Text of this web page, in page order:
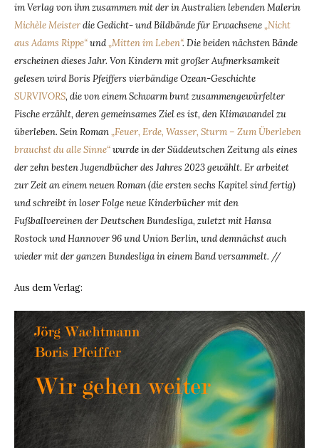
im Verlag von ihm zusammen mit der in Australien lebenden Malerin
Michèle Meisterdie Gedicht- und Bildbände für Erwachsene„Nicht
aus Adams Rippe“und„Mitten im Leben“. Die beiden nächsten Bände
erscheinen dieses Jahr. Von Kindern mit großer Aufmerksamkeit
gelesen wird Boris Pfeiffers vierbändige Ozean-Geschichte
SURVIVORS, die von einem Schwarm bunt zusammengewürfelter
Fische erzählt, deren gemeinsames Ziel es ist, den Klimawandel zu
überleben. Sein Roman„Feuer, Erde, Wasser, Sturm – Zum Überleben
brauchst du alle Sinne“wurde in der Süddeutschen Zeitung als eines
der zehn besten Jugendbücher des Jahres 2023 gewählt. Er arbeitet
zur Zeit an einem neuen Roman (die ersten sechs Kapitel sind fertig)
und schreibt in loser Folge neue Kinderbücher mit den
Fußballvereinen der Deutschen Bundesliga, zuletzt mit Hansa
Rostock und Hannover 96 und Union Berlin, und demnächst auch
wieder mit der ganzen Bundesliga in einem Band versammelt. //
Aus dem Verlag: